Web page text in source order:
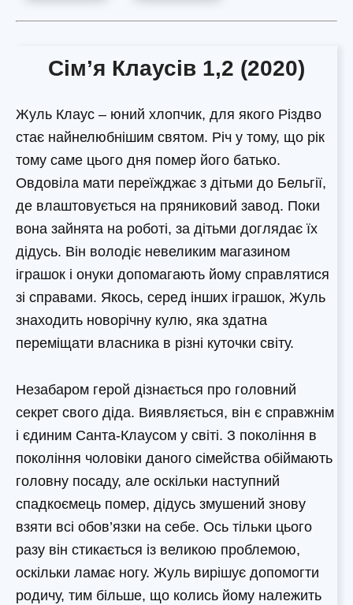
Сім’я Клаусів 1,2 (2020)
Жуль Клаус – юний хлопчик, для якого Різдво
стає найнелюбнішим святом. Річ у тому, що рік
тому саме цього дня помер його батько.
Овдовіла мати переїжджає з дітьми до Бельгії,
де влаштовується на пряниковий завод. Поки
вона зайнята на роботі, за дітьми доглядає їх
дідусь. Він володіє невеликим магазином
іграшок і онуки допомагають йому справлятися
зі справами. Якось, серед інших іграшок, Жуль
знаходить новорічну кулю, яка здатна
переміщати власника в різні куточки світу.
Незабаром герой дізнається про головний
секрет свого діда. Виявляється, він є справжнім
і єдиним Санта-Клаусом у світі. З покоління в
покоління чоловіки даного сімейства обіймають
головну посаду, але оскільки наступний
спадкоємець помер, дідусь змушений знову
взяти всі обов’язки на себе. Ось тільки цього
разу він стикається із великою проблемою,
оскільки ламає ногу. Жуль вирішує допомогти
родичу, тим більше, що колись йому належить